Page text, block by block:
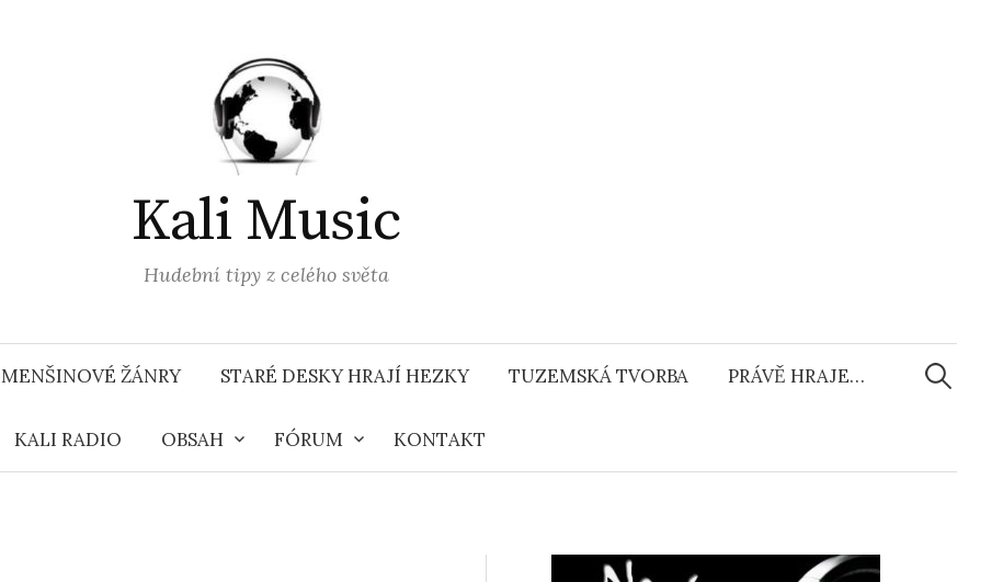
Kali Music
Hudební tipy z celého světa
MENŠINOVÉ ŽÁNRY STARÉ DESKY HRAJÍ HEZKY TUZEMSKÁ TVORBA PRÁVĚ HRAJE…
KALI RADIO OBSAH FÓRUM KONTAKT